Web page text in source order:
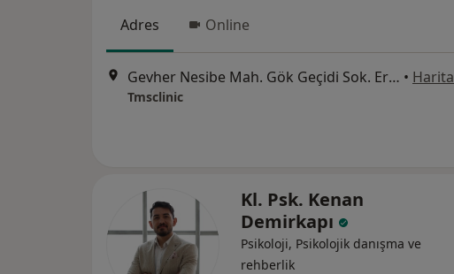
Adres Online
Gevher Nesibe Mah. Gök Geçidi Sok. Erdem Plaza Kat:7, Kayseri • Harita
Tmsclinic
Kl. Psk. Kenan
Demirkapı
Psikoloji, Psikolojik danışma ve
rehberlik